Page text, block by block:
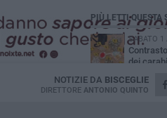
NOTIZIE DA BISCEGLIE
DIRETTORE ANTONIO QUINTO
PIÙ LETTI QUESTA
SABATO 1
dei
VENERDÌ
Torna